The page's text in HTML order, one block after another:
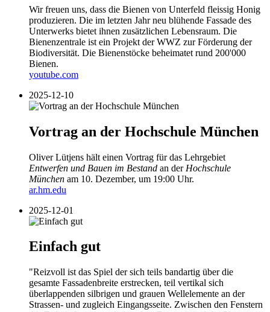
Wir freuen uns, dass die Bienen von Unterfeld fleissig Honig
produzieren. Die im letzten Jahr neu blühende Fassade des
Unterwerks bietet ihnen zusätzlichen Lebensraum. Die
Bienenzentrale ist ein Projekt der WWZ zur Förderung der
Biodiversität. Die Bienenstöcke beheimatet rund 200'000
Bienen.
youtube.com
2025-12-10
Vortrag an der Hochschule München
Oliver Lütjens hält einen Vortrag für das Lehrgebiet
Entwerfen und Bauen im Bestand an der Hochschule
München am 10. Dezember, um 19:00 Uhr.
ar.hm.edu
2025-12-01
Einfach gut
"Reizvoll ist das Spiel der sich teils bandartig über die
gesamte Fassadenbreite erstrecken, teil vertikal sich
überlappenden silbrigen und grauen Wellelemente an der
Strassen- und zugleich Eingangsseite. Zwischen den Fenstern